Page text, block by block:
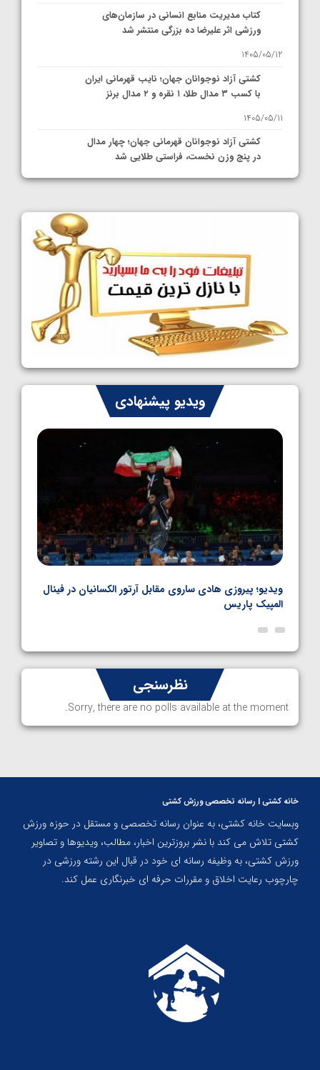
کتاب مدیریت منابع انسانی در سازمان‌های
ورزشی اثر علیرضا ده بزرگی منتشر شد
1405/05/12
کشتی آزاد نوجوانان جهان؛ نایب قهرمانی ایران
با کسب ۳ مدال طلا، ۱ نقره و ۲ مدال برنز
1405/05/11
کشتی آزاد نوجوانان قهرمانی جهان؛ چهار مدال
در پنج وزن نخست، فراستی طلایی شد
1405/05/11
کشتی آزاد نوجوانان جهان؛ رقبای نمایندگان
ایران مشخص شدند
1405/05/08
کشتی فرنگی نوجوانان جهان؛ سکوی تیمی
سوم برای ایران
1405/05/07
ایران چشم به راه چهار مدال در پنج وزن دوم
کشتی فرنگی نوجوانان جهان
1405/05/06
ویدیو پیشنهادی
ویدیو؛ پیروزی هادی ساروی مقابل آرتور الکسانیان در فینال
المپیک پاریس
نظرسنجی
Sorry, there are no polls available at the moment.
خانه کشتی | رسانه تخصصی ورزش کشتی
وبسایت خانه کشتی، به عنوان رسانه تخصصی و مستقل در حوزه ورزش
کشتی تلاش می کند با نشر بروزترین اخبار، مطالب، ویدیوها و تصاویر
ورزش کشتی، به وظیفه رسانه ای خود در قبال این رشته ورزشی در
چارچوب رعایت اخلاق و مقررات حرفه ای خبرنگاری عمل کند.